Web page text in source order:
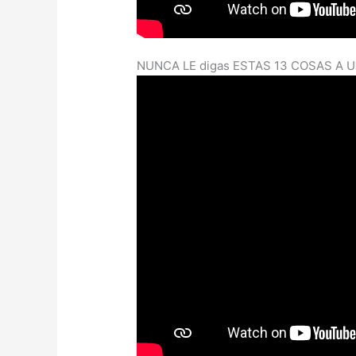
NUNCA LE digas ESTAS 13 COSAS A